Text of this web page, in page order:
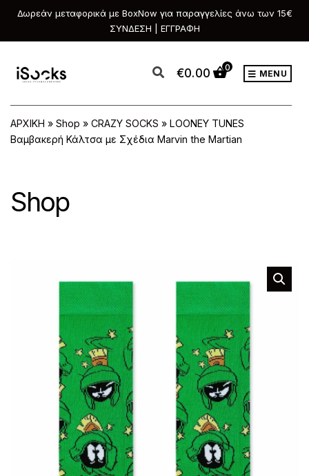
Δωρεάν μεταφορικά με BoxNow για παραγγελίες άνω των 15€
ΣΥΝΔΕΣΗ | ΕΓΓΡΑΦΗ
€0.00 0
MENU
ΑΡΧΙΚΗ » Shop » CRAZY SOCKS » LOONEY TUNES
Βαμβακερή Κάλτσα με Σχέδια Marvin the Martian
Shop